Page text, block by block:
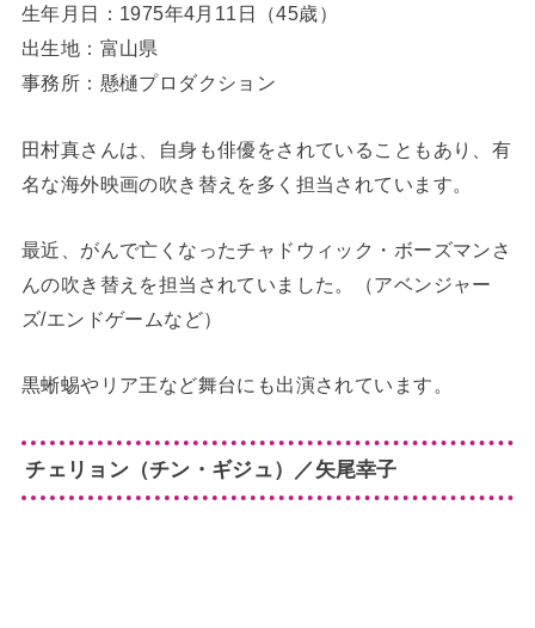
生年月日：1975年4月11日（45歳）
出生地：富山県
事務所：懸樋プロダクション
田村真さんは、自身も俳優をされていることもあり、有
名な海外映画の吹き替えを多く担当されています。
最近、がんで亡くなったチャドウィック・ボーズマンさ
んの吹き替えを担当されていました。（アベンジャー
ズ/エンドゲームなど）
黒蜥蜴やリア王など舞台にも出演されています。
チェリョン（チン・ギジュ）／矢尾幸子